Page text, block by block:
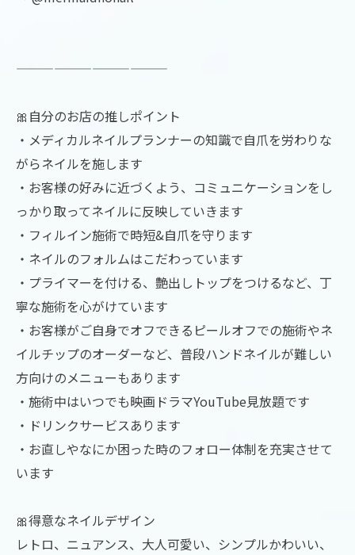
————————————
🎀自分のお店の推しポイント
・メディカルネイルプランナーの知識で自爪を労わりな
がらネイルを施します
・お客様の好みに近づくよう、コミュニケーションをし
っかり取ってネイルに反映していきます
・フィルイン施術で時短&自爪を守ります
・ネイルのフォルムはこだわっています
・プライマーを付ける、艶出しトップをつけるなど、丁
寧な施術を心がけています
・お客様がご自身でオフできるピールオフでの施術やネ
イルチップのオーダーなど、普段ハンドネイルが難しい
方向けのメニューもあります
・施術中はいつでも映画ドラマYouTube見放題です
・ドリンクサービスあります
・お直しやなにか困った時のフォロー体制を充実させて
います
🎀得意なネイルデザイン
レトロ、ニュアンス、大人可愛い、シンプルかわいい、